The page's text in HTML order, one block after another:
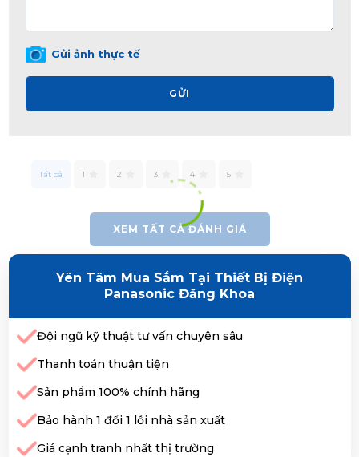
Gửi ảnh thực tế
GỬI
Tất cả 1 2 3 4 5
XEM TẤT CẢ ĐÁNH GIÁ
Yên Tâm Mua Sắm Tại Thiết Bị Điện
Panasonic Đăng Khoa
Đội ngũ kỹ thuật tư vấn chuyên sâu
Thanh toán thuận tiện
Sản phẩm 100% chính hãng
Bảo hành 1 đổi 1 lỗi nhà sản xuất
Giá cạnh tranh nhất thị trường